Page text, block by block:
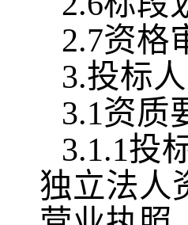
2.7资格
3.投标
3.1资质
3.1.1投
独立法人